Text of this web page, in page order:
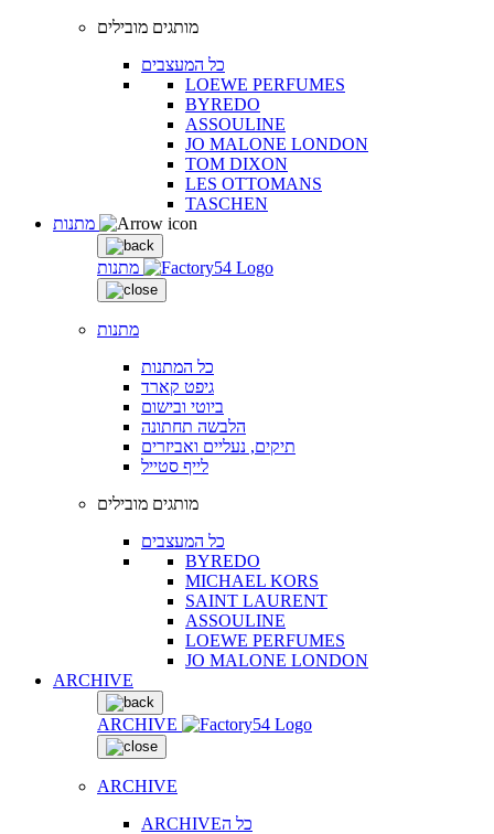
מותגים מובילים
כל המעצבים
LOEWE PERFUMES
BYREDO
ASSOULINE
JO MALONE LONDON
TOM DIXON
LES OTTOMANS
TASCHEN
מתנות
מתנות
כל המתנות
גיפט קארד
ביוטי ובישום
הלבשה תחתונה
תיקים, נעליים ואביזרים
לייף סטייל
מותגים מובילים
כל המעצבים
BYREDO
MICHAEL KORS
SAINT LAURENT
ASSOULINE
LOEWE PERFUMES
JO MALONE LONDON
ARCHIVE
ARCHIVE
ARCHIVE
ARCHIVEכל ה